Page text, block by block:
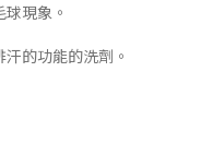
現象。
的功能的洗劑。